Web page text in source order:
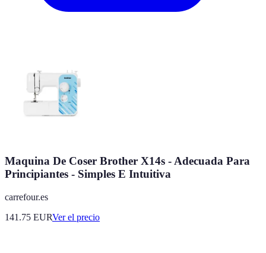
Maquina De Coser Brother X14s - Adecuada Para
Principiantes - Simples E Intuitiva
carrefour.es
141.75 EURVer el precio